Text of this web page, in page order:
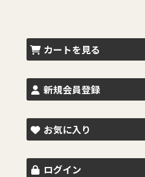
カートを見る
新規会員登録
お気に入り
ログイン